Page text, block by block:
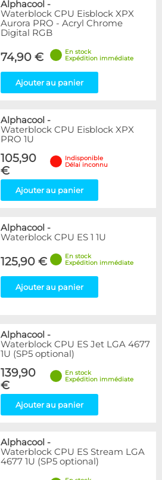
Alphacool -
Waterblock CPU Eisblock XPX
Aurora PRO - Acryl Chrome
Digital RGB
74,90 €
En stock
Expédition immédiate
Ajouter au panier
Alphacool -
Waterblock CPU Eisblock XPX
PRO 1U
105,90
€
Indisponible
Délai inconnu
Ajouter au panier
Alphacool -
Waterblock CPU ES 1 1U
125,90 €
En stock
Expédition immédiate
Ajouter au panier
Alphacool -
Waterblock CPU ES Jet LGA 4677
1U (SP5 optional)
139,90
€
En stock
Expédition immédiate
Ajouter au panier
Alphacool -
Waterblock CPU ES Stream LGA
4677 1U (SP5 optional)